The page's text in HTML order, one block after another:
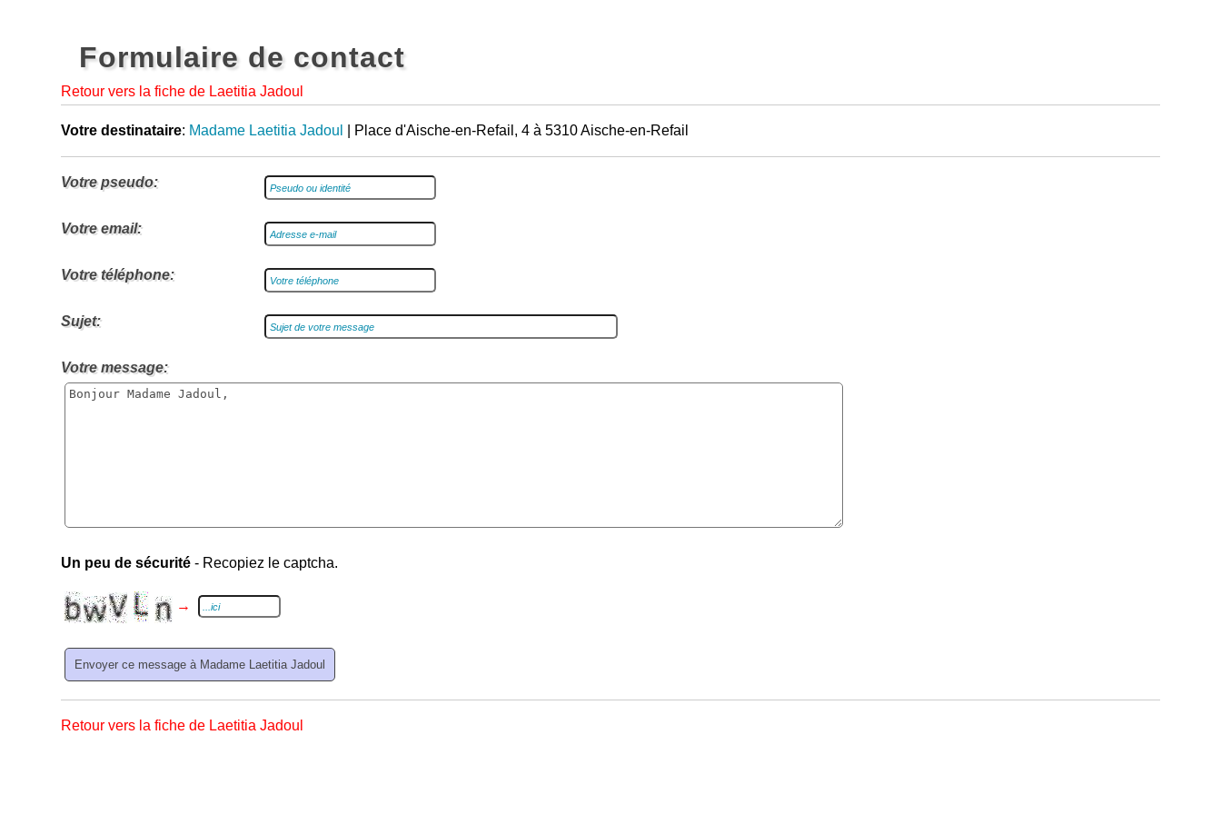
Formulaire de contact
Retour vers la fiche de Laetitia Jadoul
Votre destinataire: Madame Laetitia Jadoul | Place d'Aische-en-Refail, 4 à 5310 Aische-en-Refail
Votre pseudo:
Votre email:
Votre téléphone:
Sujet:
Votre message:
Un peu de sécurité - Recopiez le captcha.
→
Retour vers la fiche de Laetitia Jadoul